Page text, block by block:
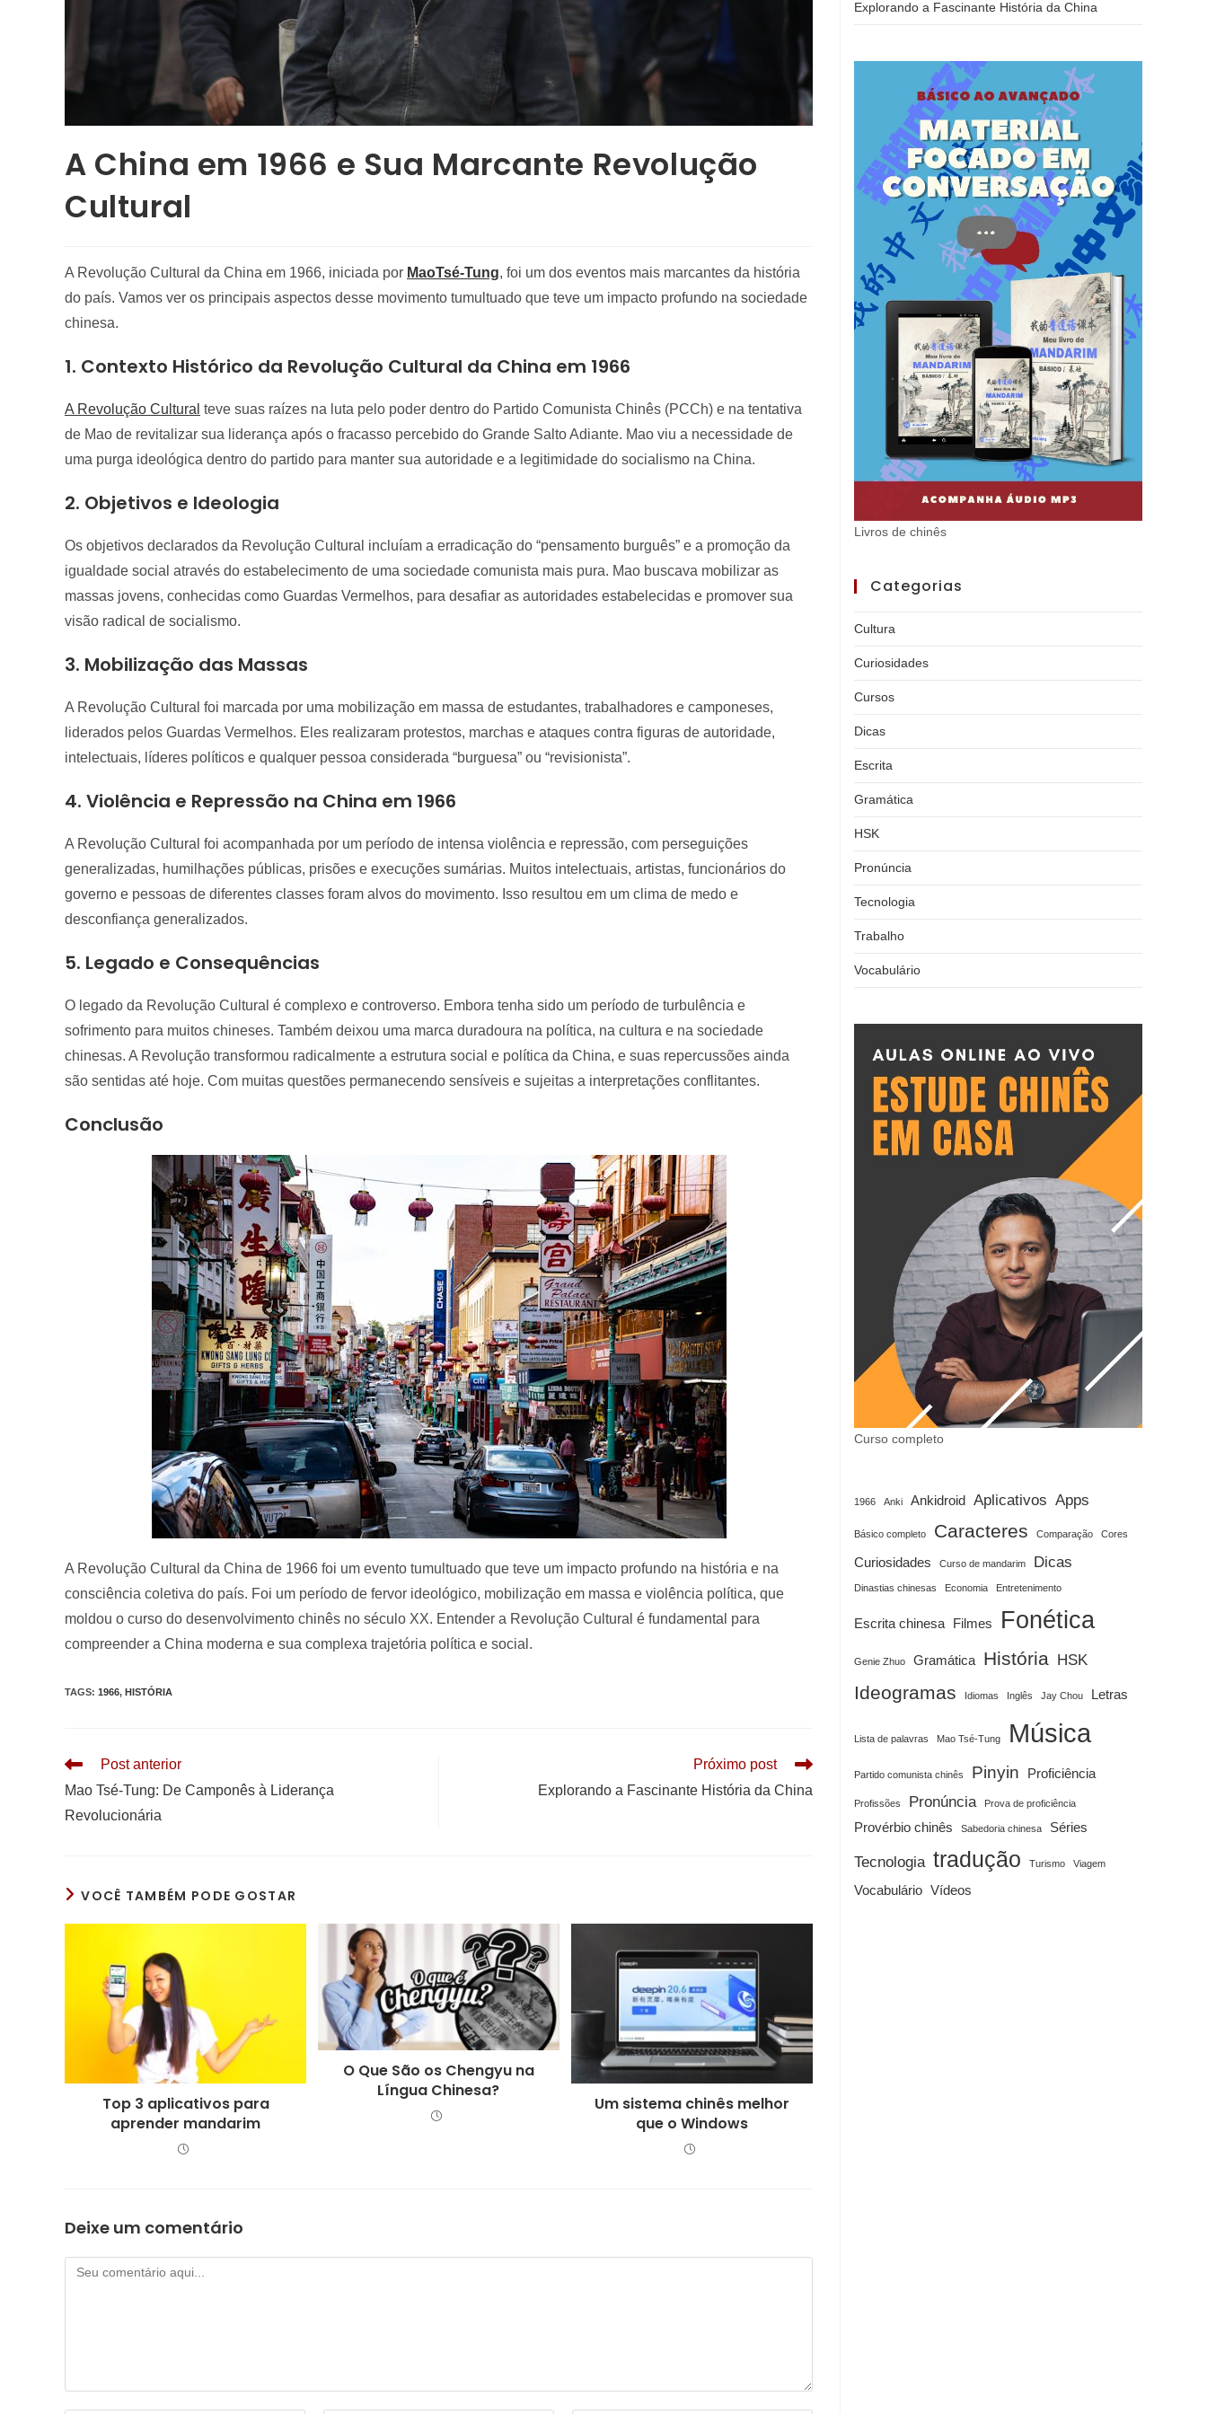
A China em 1966 e Sua Marcante Revolução
Cultural
A Revolução Cultural da China em 1966, iniciada por MaoTsé-Tung, foi um dos eventos mais marcantes da história
do país. Vamos ver os principais aspectos desse movimento tumultuado que teve um impacto profundo na sociedade
chinesa.
1. Contexto Histórico da Revolução Cultural da China em 1966
A Revolução Cultural teve suas raízes na luta pelo poder dentro do Partido Comunista Chinês (PCCh) e na tentativa
de Mao de revitalizar sua liderança após o fracasso percebido do Grande Salto Adiante. Mao viu a necessidade de
uma purga ideológica dentro do partido para manter sua autoridade e a legitimidade do socialismo na China.
2. Objetivos e Ideologia
Os objetivos declarados da Revolução Cultural incluíam a erradicação do “pensamento burguês” e a promoção da
igualdade social através do estabelecimento de uma sociedade comunista mais pura. Mao buscava mobilizar as
massas jovens, conhecidas como Guardas Vermelhos, para desafiar as autoridades estabelecidas e promover sua
visão radical de socialismo.
3. Mobilização das Massas
A Revolução Cultural foi marcada por uma mobilização em massa de estudantes, trabalhadores e camponeses,
liderados pelos Guardas Vermelhos. Eles realizaram protestos, marchas e ataques contra figuras de autoridade,
intelectuais, líderes políticos e qualquer pessoa considerada “burguesa” ou “revisionista”.
4. Violência e Repressão na China em 1966
A Revolução Cultural foi acompanhada por um período de intensa violência e repressão, com perseguições
generalizadas, humilhações públicas, prisões e execuções sumárias. Muitos intelectuais, artistas, funcionários do
governo e pessoas de diferentes classes foram alvos do movimento. Isso resultou em um clima de medo e
desconfiança generalizados.
5. Legado e Consequências
O legado da Revolução Cultural é complexo e controverso. Embora tenha sido um período de turbulência e
sofrimento para muitos chineses. Também deixou uma marca duradoura na política, na cultura e na sociedade
chinesas. A Revolução transformou radicalmente a estrutura social e política da China, e suas repercussões ainda
são sentidas até hoje. Com muitas questões permanecendo sensíveis e sujeitas a interpretações conflitantes.
Conclusão
A Revolução Cultural da China de 1966 foi um evento tumultuado que teve um impacto profundo na história e na
consciência coletiva do país. Foi um período de fervor ideológico, mobilização em massa e violência política, que
moldou o curso do desenvolvimento chinês no século XX. Entender a Revolução Cultural é fundamental para
compreender a China moderna e sua complexa trajetória política e social.
TAGS: 1966, HISTÓRIA
Leia
artigos
Post anterior
Mao Tsé-Tung: De Camponês à Liderança
Revolucionária
Próximo post
Explorando a Fascinante História da China
VOCÊ TAMBÉM PODE GOSTAR
Top 3 aplicativos para
aprender mandarim
O Que São os Chengyu na
Língua Chinesa?
Um sistema chinês melhor
que o Windows
Deixe um comentário
Comentário
Explorando a Fascinante História da China
Livros de chinês
Categorias
Cultura
Curiosidades
Cursos
Dicas
Escrita
Gramática
HSK
Pronúncia
Tecnologia
Trabalho
Vocabulário
Curso completo
1966 Anki Ankidroid Aplicativos Apps
Básico completo Caracteres Comparação Cores
Curiosidades Curso de mandarim Dicas
Dinastias chinesas Economia Entretenimento
Escrita chinesa Filmes Fonética
Genie Zhuo Gramática História HSK
Ideogramas Idiomas Inglês Jay Chou Letras
Lista de palavras Mao Tsé-Tung Música
Partido comunista chinês Pinyin Proficiência
Profissões Pronúncia Prova de proficiência
Provérbio chinês Sabedoria chinesa Séries
Tecnologia tradução Turismo Viagem
Vocabulário Vídeos